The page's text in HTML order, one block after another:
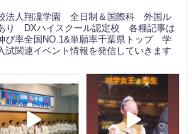
法人翔凜学園 全日制＆国際科 外国ル
り DXハイスクール認定校 各種記事は
び率全国NO.1&単願率千葉県トップ 学
試関連イベント情報を発信していきます